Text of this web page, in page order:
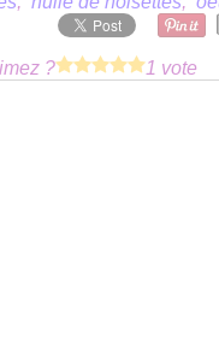
? 1 vote